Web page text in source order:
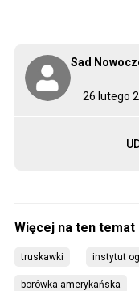
26 lutego
Sad
truskawki instytut
borówka amerykańska